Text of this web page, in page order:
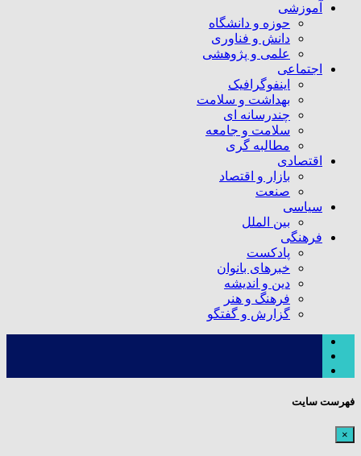
آموزشی
حوزه و دانشگاه
دانش و فناوری
علمی و پژوهشی
اجتماعی
اینفوگرافیک
بهداشت و سلامت
چندرسانه ای
سلامت و جامعه
مطالبه گری
اقتصادی
بازار و اقتصاد
صنعت
سیاسی
بین الملل
فرهنگی
پادکست
خبرهای بانوان
دین و اندیشه
فرهنگ و هنر
گزارش و گفتگو
فهرست سایت
×